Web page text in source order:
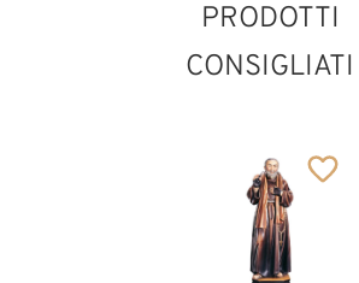
PRODOTTI
CONSIGLIATI